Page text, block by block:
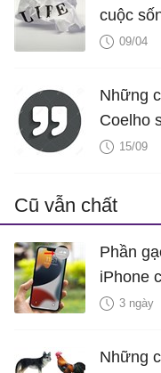
cuộc
09/04
Những
Coelho
15/09
Cũ vẫn chất
Phần
iPhone
hiểm?
3 ngày
Những